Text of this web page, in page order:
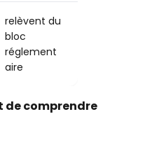
relèvent du
bloc
réglement
aire
de comprendre